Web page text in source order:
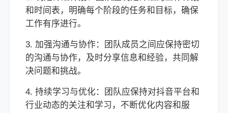
和时间表，明确每个阶段的任务和目标，确保
工作有序进行。
3. 加强沟通与协作：团队成员之间应保持密切
的沟通与协作，及时分享信息和经验，共同解
决问题和挑战。
4. 持续学习与优化：团队应保持对抖音平台和
行业动态的关注和学习，不断优化内容和服